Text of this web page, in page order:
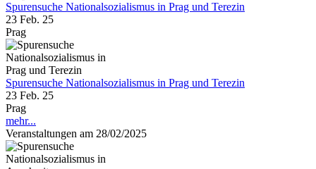
Spurensuche Nationalsozialismus in Prag und Terezin
23 Feb. 25
Prag
Spurensuche Nationalsozialismus in Prag und Terezin
23 Feb. 25
Prag
mehr...
Veranstaltungen am 28/02/2025